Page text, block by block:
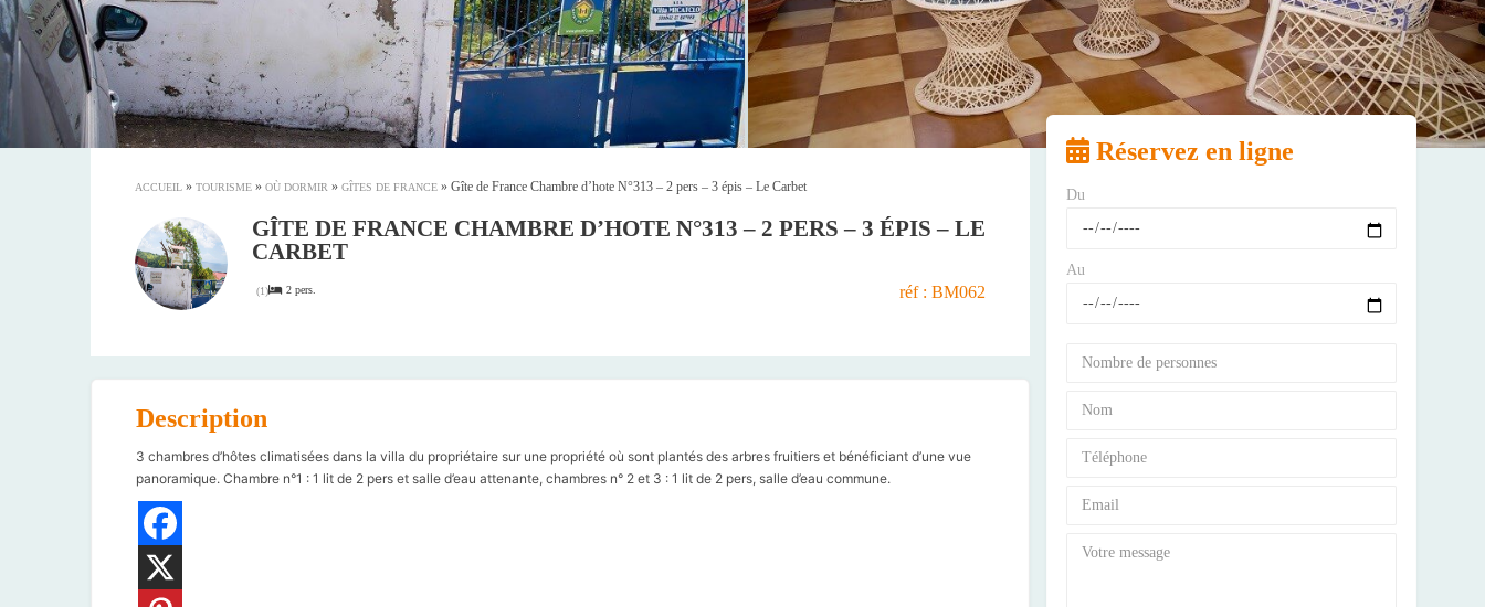
ACCUEIL » TOURISME » OÙ DORMIR » GÎTES DE FRANCE » Gîte de France Chambre d’hote N°313 – 2 pers – 3 épis – Le Carbet
GÎTE DE FRANCE CHAMBRE D’HOTE N°313 – 2 PERS – 3 ÉPIS – LE
CARBET
(1) 2 pers. réf : BM062
Description
3 chambres d’hôtes climatisées dans la villa du propriétaire sur une propriété où sont plantés des arbres fruitiers et bénéficiant d’une vue
panoramique. Chambre n°1 : 1 lit de 2 pers et salle d’eau attenante, chambres n° 2 et 3 : 1 lit de 2 pers, salle d’eau commune.
Réservez en ligne
Du
Au